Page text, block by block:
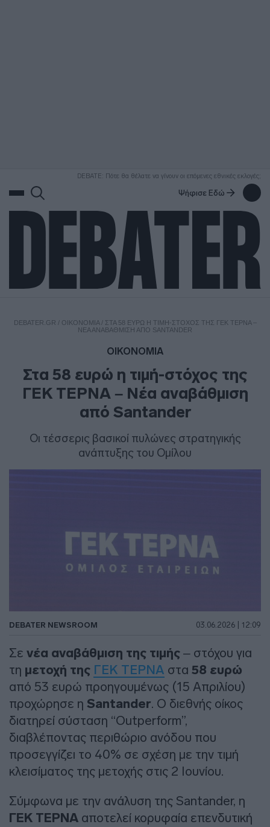
DEBATE: Πότε θα θέλατε να γίνουν οι επόμενες εθνικές εκλογές;
Ψήφισε Εδώ
DEBATER.GR / ΟΙΚΟΝΟΜΙΑ/ ΣΤΑ 58 ΕΥΡΏ Η ΤΙΜΉ-ΣΤΌΧΟΣ ΤΗΣ ΓΕΚ ΤΕΡΝΑ –
ΝΈΑ ΑΝΑΒΆΘΜΙΣΗ ΑΠΌ SANTANDER
ΟΙΚΟΝΟΜΙΑ
Στα 58 ευρώ η τιμή-στόχος της
ΓΕΚ ΤΕΡΝΑ – Νέα αναβάθμιση
από Santander
Οι τέσσερις βασικοί πυλώνες στρατηγικής
ανάπτυξης του Ομίλου
DEBATER NEWSROOM 03.06.2026 | 12:09
Σε νέα αναβάθμιση της τιμής – στόχου για
τη μετοχή της ΓΕΚ ΤΕΡΝΑ στα 58 ευρώ
από 53 ευρώ προηγουμένως (15 Απριλίου)
προχώρησε η Santander. Ο διεθνής οίκος
διατηρεί σύσταση “Outperform”,
διαβλέποντας περιθώριο ανόδου που
προσεγγίζει το 40% σε σχέση με την τιμή
κλεισίματος της μετοχής στις 2 Ιουνίου.
Σύμφωνα με την ανάλυση της Santander, η
ΓΕΚ ΤΕΡΝΑ αποτελεί κορυφαία επενδυτική